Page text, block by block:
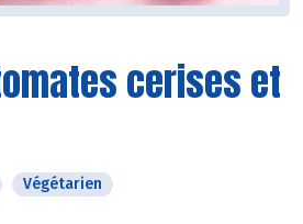
cerises et
Végétarien